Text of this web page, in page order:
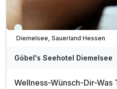
WAR
202
Immer verfügbar
Diemelsee, Sauerland Hessen
Göbel's Seehotel Diemelsee
Wellness-Wünsch-Dir-Was